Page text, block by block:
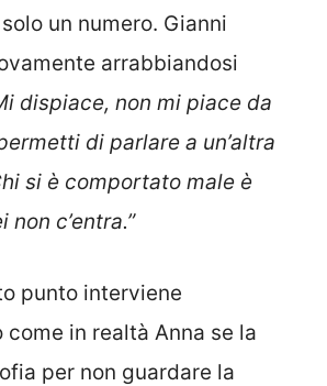
un numero. Gianni
arrabbiandosi
dispiace, non mi piace da
di parlare a un’altra
si è comportato male è
c’entra.”
punto interviene
in realtà Anna se la
per non guardare la